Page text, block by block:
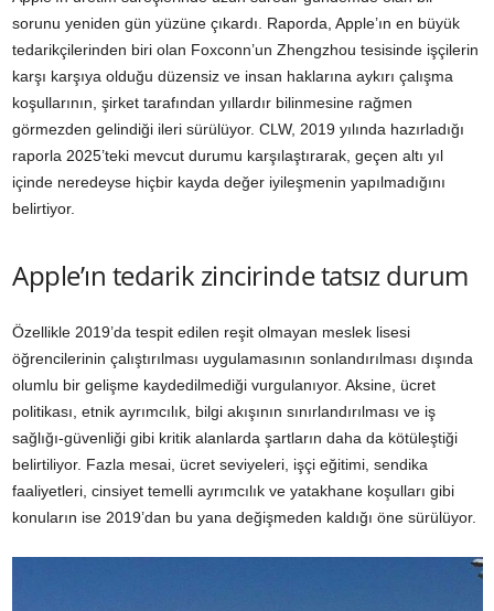
sorunu yeniden gün yüzüne çıkardı. Raporda, Apple’ın en büyük
tedarikçilerinden biri olan Foxconn’un Zhengzhou tesisinde işçilerin
karşı karşıya olduğu düzensiz ve insan haklarına aykırı çalışma
koşullarının, şirket tarafından yıllardır bilinmesine rağmen
görmezden gelindiği ileri sürülüyor. CLW, 2019 yılında hazırladığı
raporla 2025’teki mevcut durumu karşılaştırarak, geçen altı yıl
içinde neredeyse hiçbir kayda değer iyileşmenin yapılmadığını
belirtiyor.
Apple’ın tedarik zincirinde tatsız durum
Özellikle 2019’da tespit edilen reşit olmayan meslek lisesi
öğrencilerinin çalıştırılması uygulamasının sonlandırılması dışında
olumlu bir gelişme kaydedilmediği vurgulanıyor. Aksine, ücret
politikası, etnik ayrımcılık, bilgi akışının sınırlandırılması ve iş
sağlığı-güvenliği gibi kritik alanlarda şartların daha da kötüleştiği
belirtiliyor. Fazla mesai, ücret seviyeleri, işçi eğitimi, sendika
faaliyetleri, cinsiyet temelli ayrımcılık ve yatakhane koşulları gibi
konuların ise 2019’dan bu yana değişmeden kaldığı öne sürülüyor.